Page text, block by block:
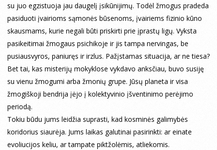
su juo egzistuoja jau daugelį įsikūnijimų. Todėl žmogus pradeda
pasiduoti įvairioms sąmonės būsenoms, įvairiems fizinio kūno
skausmams, kurie negali būti priskirti prie įprastų ligų. Vyksta
pasikeitimai žmogaus psichikoje ir jis tampa nervingas, be
pusiausvyros, paniuręs ir irzlus. Pažįstamas situacija, ar ne tiesa?
Bet tai, kas misterijų mokyklose vykdavo anksčiau, buvo susiję
su vienu žmogumi arba žmonių grupe. Jūsų planeta ir visa
žmogiškoji bendrija įėjo į kolektyvinio įšventinimo perėjimo
periodą.
Tokiu būdu jums leidžia suprasti, kad kosminės galimybės
koridorius siaurėja. Jums laikas galutinai pasirinkti: ar einate
evoliucijos keliu, ar tampate piktžolėmis, atliekomis.